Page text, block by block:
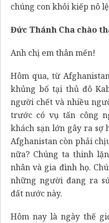
chúng con khỏi kiếp nô
Đức Thánh Cha chào
Anh chị em thân mến!
Hôm qua, từ
khủng bố tại thủ đô
người chết và nhiều
trước có vụ tấn công
khách sạn lớn gây ra sợ
Afghanistan còn phải
nữa? Chúng ta thinh
nhân và gia đình họ.
những người đang ra
đất nước này.
Hôm nay là ngày thế